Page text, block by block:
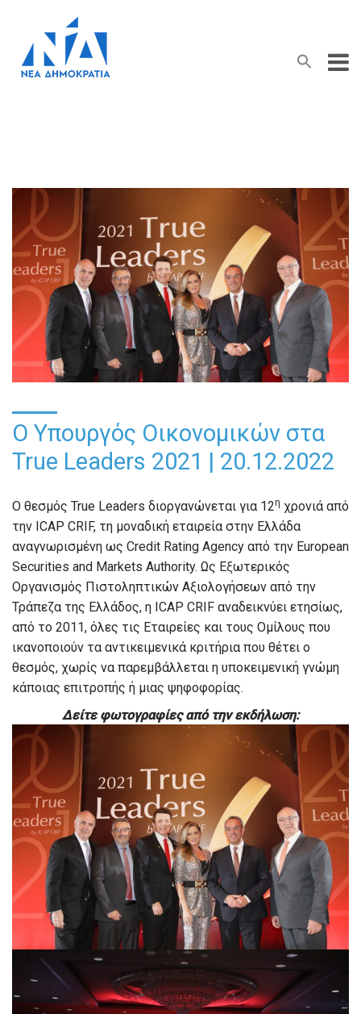
Search
Search Button
Ο Υπουργός Οικονομικών στα
True Leaders 2021 | 20.12.2022
Ο θεσμός True Leaders διοργανώνεται για 12η χρονιά από
την ICAP CRIF, τη μοναδική εταιρεία στην Ελλάδα
αναγνωρισμένη ως Credit Rating Agency από την European
Securities and Markets Authority. Ως Εξωτερικός
Οργανισμός Πιστοληπτικών Αξιολογήσεων από την
Τράπεζα της Ελλάδος, η ICAP CRIF αναδεικνύει ετησίως,
από το 2011, όλες τις Εταιρείες και τους Ομίλους που
ικανοποιούν τα αντικειμενικά κριτήρια που θέτει ο
θεσμός, χωρίς να παρεμβάλλεται η υποκειμενική γνώμη
κάποιας επιτροπής ή μιας ψηφοφορίας.
Δείτε φωτογραφίες από την εκδήλωση: